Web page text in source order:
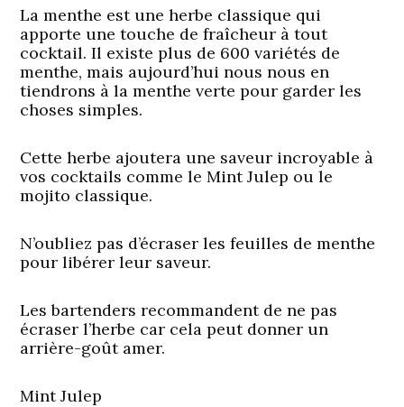
La menthe est une herbe classique qui
apporte une touche de fraîcheur à tout
cocktail. Il existe plus de 600 variétés de
menthe, mais aujourd’hui nous nous en
tiendrons à la menthe verte pour garder les
choses simples.
Cette herbe ajoutera une saveur incroyable à
vos cocktails comme le Mint Julep ou le
mojito classique.
N’oubliez pas d’écraser les feuilles de menthe
pour libérer leur saveur.
Les bartenders recommandent de ne pas
écraser l’herbe car cela peut donner un
arrière-goût amer.
Mint Julep